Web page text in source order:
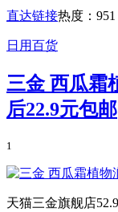
直达链接热度：
日用百货
三金 西瓜霜
后22.9元包邮
1
天猫三金旗舰店